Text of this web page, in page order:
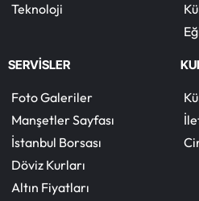
Teknoloji
SERVİSLER
Foto Galeriler
Manşetler Sayfası
İstanbul Borsası
Döviz Kurları
Altın Fiyatları